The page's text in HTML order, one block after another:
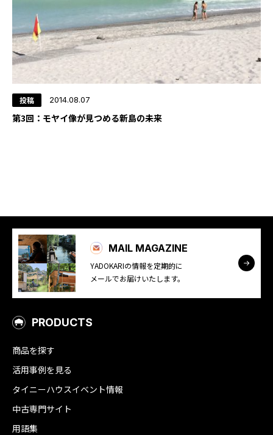
投稿 2014.08.07
第3回：モヤイ像が見つめる新島の未来
MAIL MAGAZINE
YADOKARIの情報を定期的に
メールでお届けいたします。
PRODUCTS
商品を探す
活用事例を見る
タイニーハウスイベント情報
中古専門サイト
用語集